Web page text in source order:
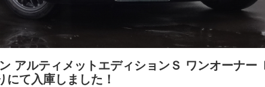
アルティメットエディションＳ ワンオーナー
にて入庫しました！